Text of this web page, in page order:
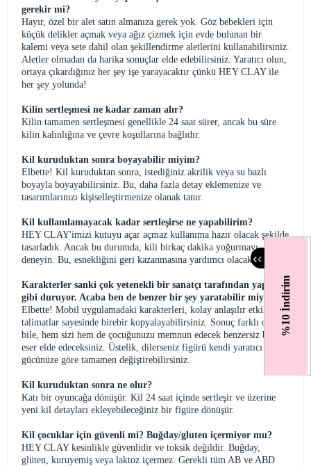
%10 İndirim
‹‹
gerekir mi?
Hayır, özel bir alet satın almanıza gerek yok. Göz bebekleri için
küçük delikler açmak veya ağız çizmek için evde bulunan bir
kalemi veya sete dahil olan şekillendirme aletlerini kullanabilirsiniz.
Aletler olmadan da harika sonuçlar elde edebilirsiniz. Yaratıcı olun,
ortaya çıkardığınız her şey işe yarayacaktır çünkü HEY CLAY ile
her şey yolunda!
Kilin sertleşmesi ne kadar zaman alır?
Kilin tamamen sertleşmesi genellikle 24 saat sürer, ancak bu süre
kilin kalınlığına ve çevre koşullarına bağlıdır.
Kil kuruduktan sonra boyayabilir miyim?
Elbette! Kil kuruduktan sonra, istediğiniz akrilik veya su bazlı
boyayla boyayabilirsiniz. Bu, daha fazla detay eklemenize ve
tasarımlarınızı kişiselleştirmenize olanak tanır.
Kil kullanılamayacak kadar sertleşirse ne yapabilirim?
HEY CLAY'imizi kutuyu açar açmaz kullanıma hazır olacak şekilde
tasarladık. Ancak bu durumda, kili birkaç dakika yoğurmayı
deneyin. Bu, esnekliğini geri kazanmasına yardımcı olacaktır.
Karakterler sanki çok yetenekli bir sanatçı tarafından yapılmış
gibi duruyor. Acaba ben de benzer bir şey yaratabilir miyim?
Elbette! Mobil uygulamadaki karakterleri, kolay anlaşılır etkileşimli
talimatlar sayesinde birebir kopyalayabilirsiniz. Sonuç farklı olsa
bile, hem sizi hem de çocuğunuzu memnun edecek benzersiz bir
eser elde edeceksiniz. Üstelik, dilerseniz figürü kendi yaratıcı hayal
gücünüze göre tamamen değiştirebilirsiniz.
Kil kuruduktan sonra ne olur?
Katı bir oyuncağa dönüşür. Kil 24 saat içinde sertleşir ve üzerine
yeni kil detayları ekleyebileceğiniz bir figüre dönüşür.
Kil çocuklar için güvenli mi? Buğday/gluten içermiyor mu?
HEY CLAY kesinlikle güvenlidir ve toksik değildir. Buğday,
glüten, kuruyemiş veya laktoz içermez. Gerekli tüm AB ve ABD